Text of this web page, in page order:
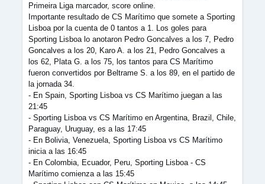
Primeira Liga marcador, score online.
Importante resultado de CS Marítimo que somete a Sporting
Lisboa por la cuenta de 0 tantos a 1. Los goles para
Sporting Lisboa lo anotaron Pedro Goncalves a los 7, Pedro
Goncalves a los 20, Karo A. a los 21, Pedro Goncalves a
los 62, Plata G. a los 75, los tantos para CS Marítimo
fueron convertidos por Beltrame S. a los 89, en el partido de
la jornada 34.
- En Spain, Sporting Lisboa vs CS Marítimo juegan a las
21:45
- Sporting Lisboa vs CS Marítimo en Argentina, Brazil, Chile,
Paraguay, Uruguay, es a las 17:45
- En Bolivia, Venezuela, Sporting Lisboa vs CS Marítimo
inicia a las 16:45
- En Colombia, Ecuador, Peru, Sporting Lisboa - CS
Marítimo comienza a las 15:45